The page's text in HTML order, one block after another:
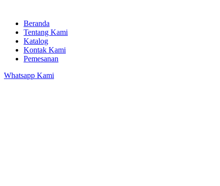
Beranda
Tentang Kami
Katalog
Kontak Kami
Pemesanan
Whatsapp Kami